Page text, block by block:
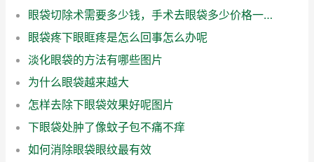
眼袋切除术需要多少钱，手术去眼袋多少价格一次
眼袋疼下眼眶疼是怎么回事怎么办呢
淡化眼袋的方法有哪些图片
为什么眼袋越来越大
怎样去除下眼袋效果好呢图片
下眼袋处肿了像蚊子包不痛不痒
如何消除眼袋眼纹最有效